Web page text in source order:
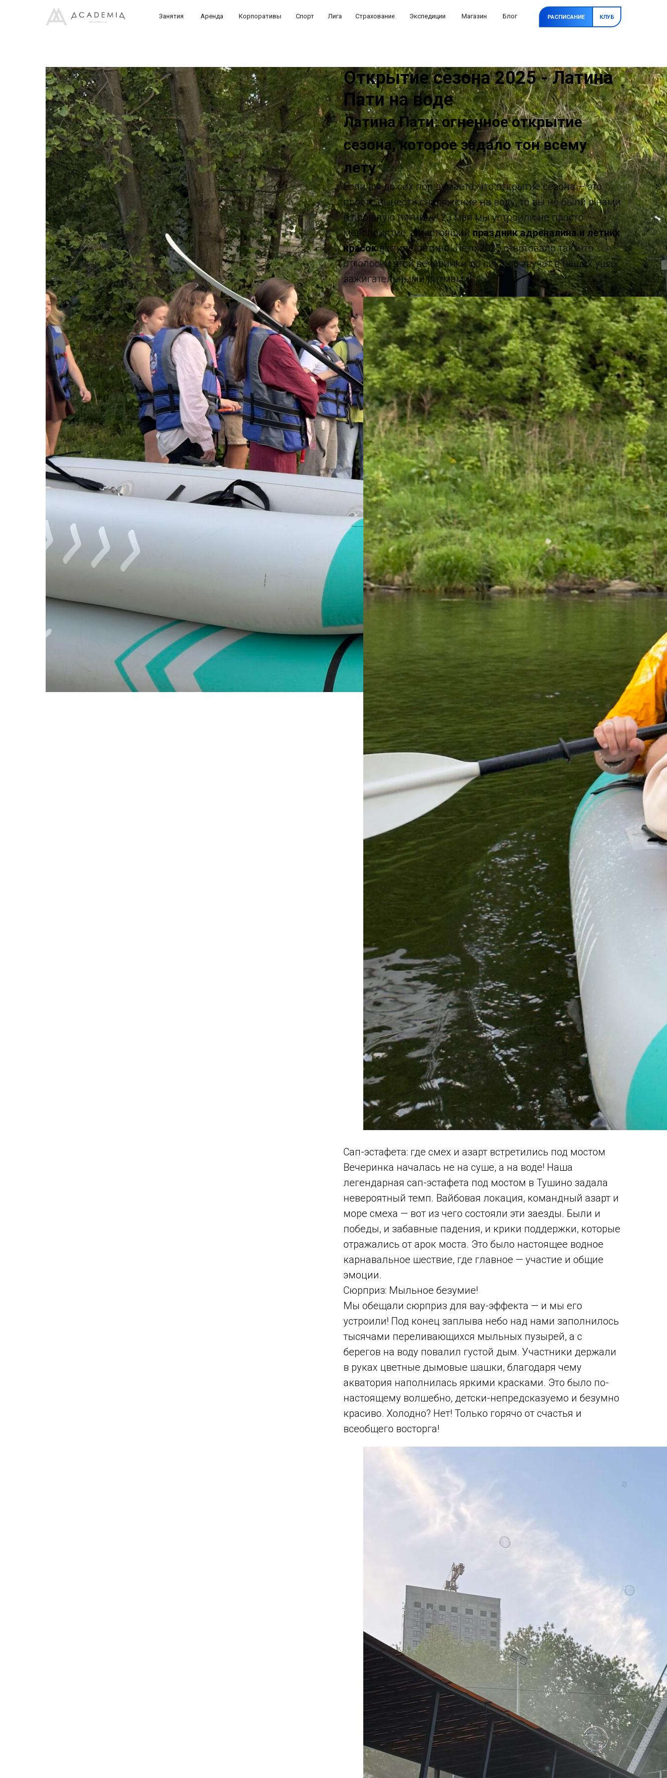
Занятия Страхование
Лига
Аренда Корпоративы Спорт Магазин
Экспедиции Блог РАСПИСАНИЕ КЛУБ
Открытие сезона 2025 - Латина
Пати на воде
Латина Пати: огненное открытие
сезона, которое задало тон всему
лету
Если вы до сих пор думаете, что открытие сезона — это
просто вынести снаряжение на воду, то вы не были с нами
в прошлую пятницу! 23 мая мы устроили не просто
мероприятие, а настоящийпраздник адреналина и летних
красокв стиле латино. Лето 2025 стартовало так, что
отголоски этой вечеринки до сих пор звучат в наших ушах
зажигательными ритмами!
Сап-эстафета: где смех и азарт встретились под мостом
Вечеринка началась не на суше, а на воде! Наша
легендарная сап-эстафета под мостом в Тушино задала
невероятный темп. Вайбовая локация, командный азарт и
море смеха — вот из чего состояли эти заезды. Были и
победы, и забавные падения, и крики поддержки, которые
отражались от арок моста. Это было настоящее водное
карнавальное шествие, где главное — участие и общие
эмоции.
Сюрприз: Мыльное безумие!
Мы обещали сюрприз для вау-эффекта — и мы его
устроили! Под конец заплыва небо над нами заполнилось
тысячами переливающихся мыльных пузырей, а с
берегов на воду повалил густой дым. Участники держали
в руках цветные дымовые шашки, благодаря чему
акватория наполнилась яркими красками. Это было по-
настоящему волшебно, детски-непредсказуемо и безумно
красиво. Холодно? Нет! Только горячо от счастья и
всеобщего восторга!